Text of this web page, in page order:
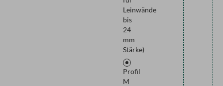
Leinwände
bis
24
mm
Stärke)
Profil
M